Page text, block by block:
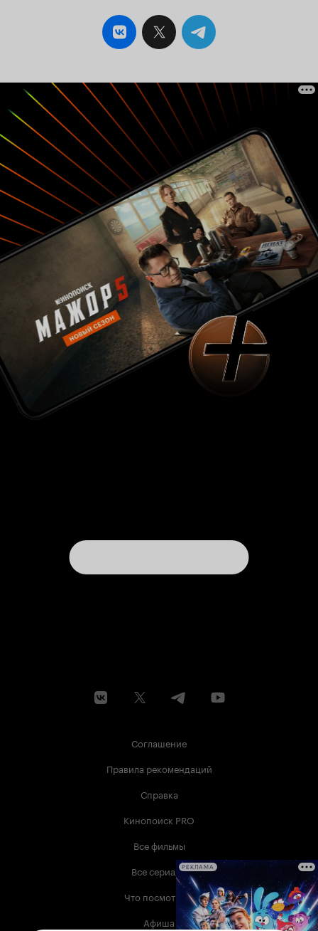
Соглашение
Правила рекомендаций
Справка
Кинопоиск PRO
Все фильмы
Все сериалы
Что посмотреть
Афиша
РЕКЛАМА